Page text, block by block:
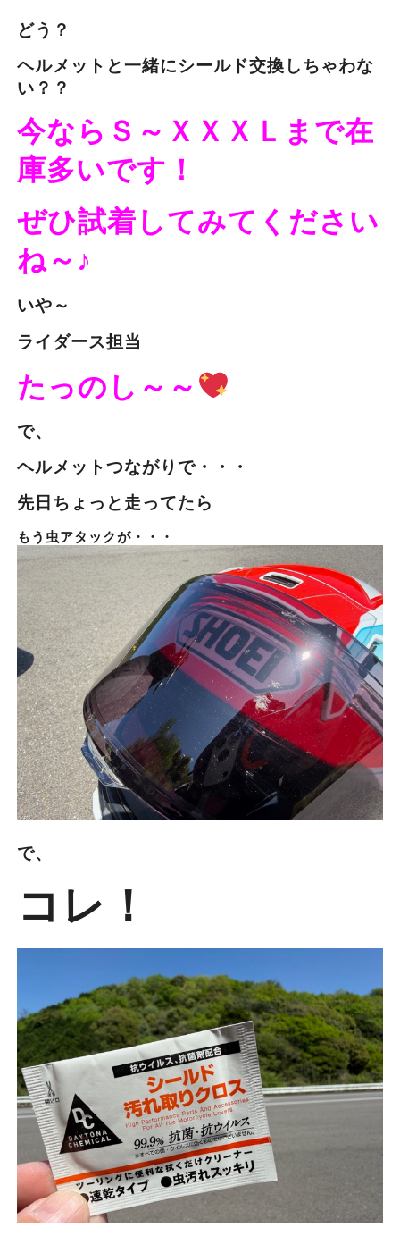
どう？
ヘルメットと一緒にシールド交換しちゃわな
い？？
今ならＳ～ＸＸＸＬまで在
庫多いです！
ぜひ試着してみてください
ね～♪
いや～
ライダース担当
たっのし～～
で、
ヘルメットつながりで・・・
先日ちょっと走ってたら
もう虫アタックが・・・
で、
コレ！